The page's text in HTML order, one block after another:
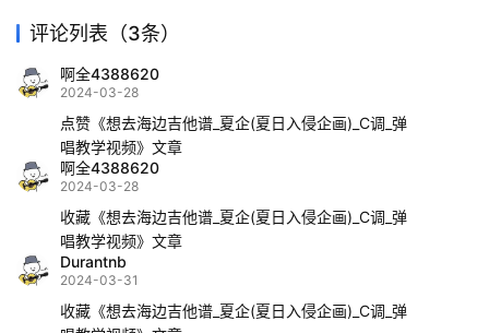
评论列表（3条）
啊全4388620
2024-03-28
点赞《想去海边吉他谱_夏企(夏日入侵企画)_C调_弹
唱教学视频》文章
啊全4388620
2024-03-28
收藏《想去海边吉他谱_夏企(夏日入侵企画)_C调_弹
唱教学视频》文章
Durantnb
2024-03-31
收藏《想去海边吉他谱_夏企(夏日入侵企画)_C调_弹